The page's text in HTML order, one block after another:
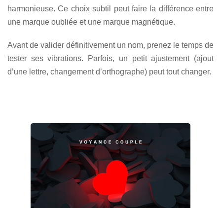
harmonieuse. Ce choix subtil peut faire la différence entre
une marque oubliée et une marque magnétique.
Avant de valider définitivement un nom, prenez le temps de
tester ses vibrations. Parfois, un petit ajustement (ajout
d’une lettre, changement d’orthographe) peut tout changer.